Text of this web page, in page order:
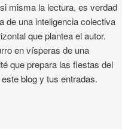
misma la lectura, es verdad
de una inteligencia colectiva
que plantea el autor.
en vísperas de una
que prepara las fiestas del
blog y tus entradas.